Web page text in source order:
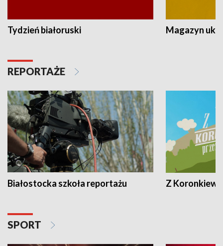
Tydzień białoruski Magazyn
REPORTAŻE
Białostocka szkoła reportażu Z
SPORT